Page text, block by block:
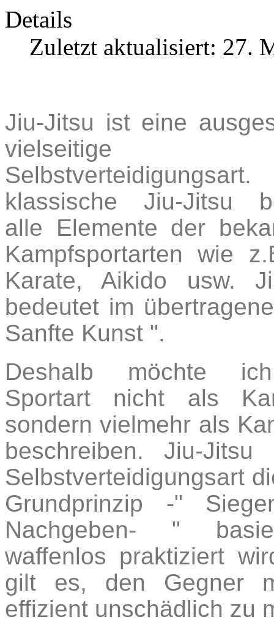
Details
Zuletzt aktualisiert: 27.
Jiu-Jitsu ist eine
vielseitige
klassische Jiu-Jitsu
alle Elemente der
Kampfsportarten wie
Karate, Aikido usw.
bedeutet im
Sanfte Kunst ".
Deshalb möchte
Sportart nicht als
sondern vielmehr als
beschreiben. Jiu-
Selbstverteidigungsart
Grundprinzip -"
Nachgeben- "
waffenlos praktiziert
gilt es, den Gegner
effizient unschädlich zu